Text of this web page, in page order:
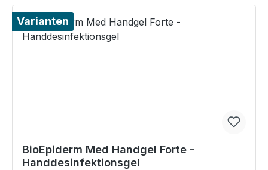
Varianten
BioEpiderm Med Handgel Forte -
Handdesinfektionsgel